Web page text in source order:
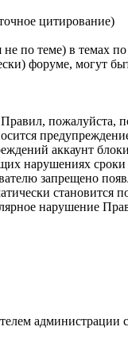
цитирование)
по теме) в темах
форуме, могут
пожалуйста,
аккаунт
нарушениях
запрещено
становится
нарушение
администрации